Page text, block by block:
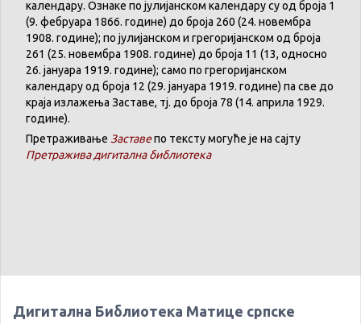
календару. Ознаке по јулијанском календару су од броја 1
(9. фебруара 1866. године) до броја 260 (24. новембра
1908. године); по јулијанском и грегоријанском од броја
261 (25. новембра 1908. године) до броја 11 (13, односно
26. јануара 1919. године); само по грегоријанском
календаруод броја 12 (29. јануара 1919. године) па све до
краја излажења Заставе, тј. до броја 78 (14. априла 1929.
године).
Претраживање Заставепо тексту могуће је на сајту
Претражива дигитална библиотека
Дигитална Библиотека Матице српске